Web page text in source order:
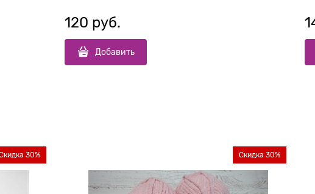
120 руб.
Добавить
30% Скидка 30%